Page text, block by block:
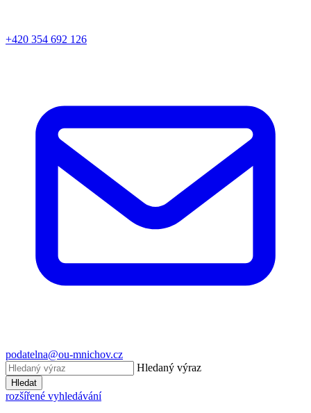
+420 354 692 126
podatelna@ou-mnichov.cz
Hledaný výraz
Hledat
rozšířené vyhledávání